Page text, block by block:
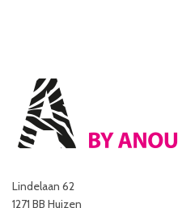
Lindelaan 62
1271 BB Huizen